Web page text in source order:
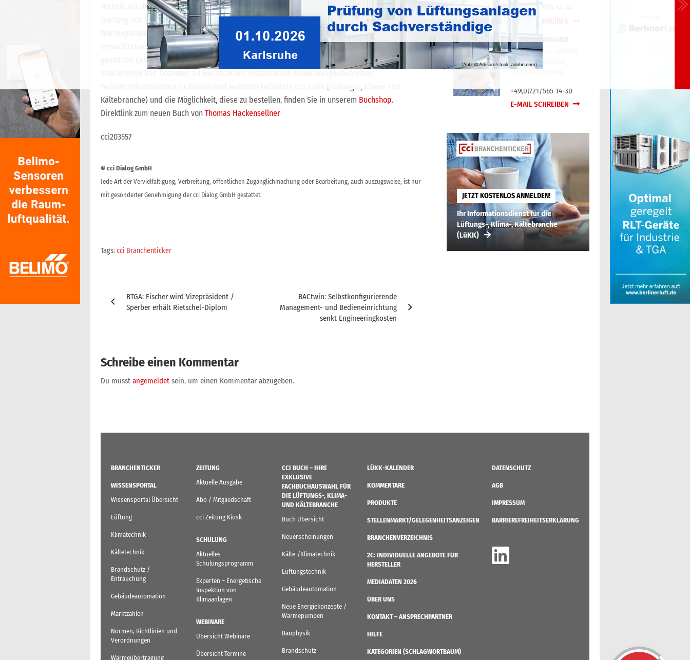
Technik mit den sich ergebenden Vorteilen bei der Auslegung, beim Betrieb und bei der
Wartung von Wärmepumpen. Ebenso wird auf die Digitalisierung im Bereich der
Wärmepumpentechnik, die zukunftsorientierten Funktionen für den Betrieb von
umweltfreundlichen Wärmepumpenanlagen und auf die Nachhaltigkeit in Bezug auf den
gesamten Lebenszyklus von Wärmepumpen eingegangen. Das Buch richtet sich an Fachplaner,
Kältebranche) und die Möglichkeit, diese zu bestellen, finden Sie in unserem Buchshop.
Direktlink zum neuen Buch von Thomas Hackensellner
cci203557
© cci Dialog GmbH
Jede Art der Vervielfältigung, Verbreitung, öffentlichen Zugänglichmachung oder Bearbeitung, auch auszugsweise, ist nur
mit gesonderter Genehmigung der cci Dialog GmbH gestattet.
Tags:cci Branchenticker
BTGA: Fischer wird Vizepräsident /
Sperber erhält Rietschel-Diplom
BACtwin: Selbstkonfigurierende
Management- und Bedieneinrichtung
senkt Engineeringkosten
Schreibe einen Kommentar
Du musst angemeldet sein, um einen Kommentar abzugeben.
+49(0)721/565 14-24
E-MAIL SCHREIBEN
TORSTEN WIEGAND
Redaktion cci Zeitung,
cci Branchenticker,
cci Wissensportal
+49(0)721/565 14-30
E-MAIL SCHREIBEN
JETZT KOSTENLOS ANMELDEN!
Ihr Informationsdienst für die
Lüftungs-, Klima-, Kältebranche
(LüKK)
BRANCHENTICKER
WISSENSPORTAL
Wissensportal Übersicht
Lüftung
Klimatechnik
Kältetechnik
Brandschutz /
Entrauchung
Gebäudeautomation
Marktzahlen
Normen, Richtlinien und
Verordnungen
Wärmeübertragung
ZEITUNG
Aktuelle Ausgabe
Abo / Mitgliedschaft
cci Zeitung Kiosk
SCHULUNG
Aktuelles
Schulungsprogramm
Experten – Energetische
Inspektion von
Klimaanlagen
WEBINARE
Übersicht Webinare
Übersicht Termine
CCI BUCH – IHRE
EXKLUSIVE
FACHBUCHAUSWAHL FÜR
DIE LÜFTUNGS-, KLIMA-
UND KÄLTEBRANCHE
Buch Übersicht
Neuerscheinungen
Kälte-/Klimatechnik
Lüftungstechnik
Gebäudeautomation
Neue Energiekonzepte /
Wärmepumpen
Bauphysik
Brandschutz
LÜKK-KALENDER
KOMMENTARE
PRODUKTE
STELLENMARKT/GELEGENHEITSANZEIGEN
BRANCHENVERZEICHNIS
2C: INDIVIDUELLE ANGEBOTE FÜR
HERSTELLER
MEDIADATEN 2026
ÜBER UNS
KONTAKT – ANSPRECHPARTNER
HILFE
KATEGORIEN (SCHLAGWORTBAUM)
DATENSCHUTZ
AGB
IMPRESSUM
BARRIEREFREIHEITSERKLÄRUNG